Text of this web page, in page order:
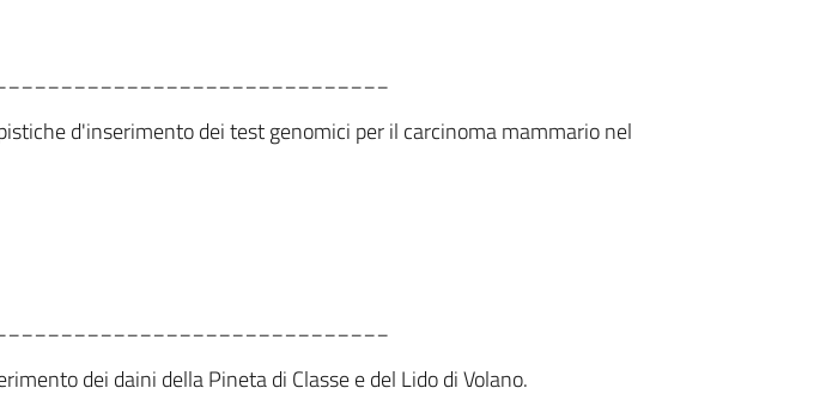
d'inserimento dei test genomici per il carcinoma mammario nel
dei daini della Pineta di Classe e del Lido di Volano.